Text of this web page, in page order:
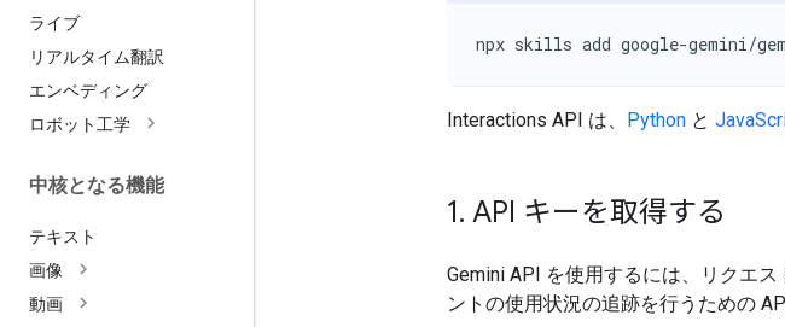
ライブ
リアルタイム翻訳
エンベディング
ロボット工学
中核となる機能
テキスト
画像
動画
npx skills add google-gemini/
Interactions API は、 Python と
1. API キーを取得する
Gemini API を使用するには、リクエ
ントの使用状況の追跡を行うための